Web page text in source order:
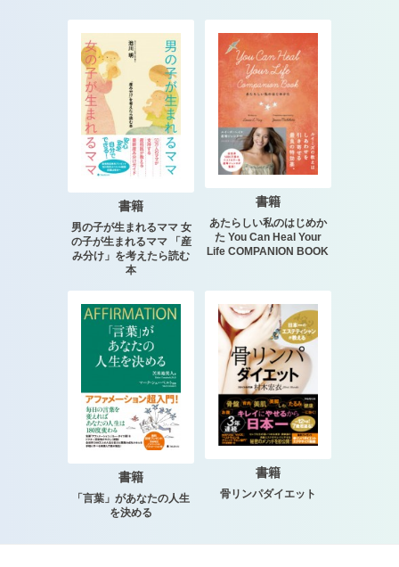
書籍
男の子が生まれるママ 女
の子が生まれるママ 「産
み分け」を考えたら読む
本
書籍
あたらしい私のはじめか
た You Can Heal Your
Life COMPANION BOOK
書籍
「言葉」があなたの人生
を決める
書籍
骨リンパダイエット